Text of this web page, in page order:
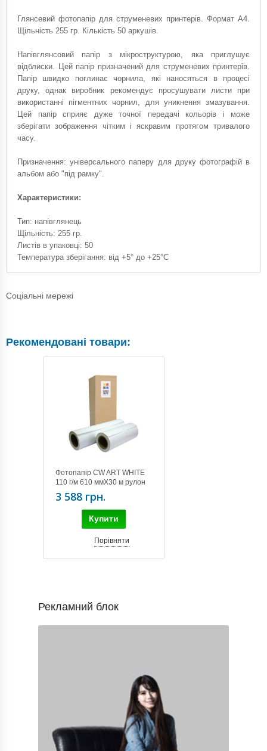
Глянсевий фотопапір для струменевих принтерів. Формат A4.
Щільність 255 гр. Кількість 50 аркушів.
Напівглянсовий папір з мікроструктурою, яка приглушує
відблиски. Цей папір призначений для струменевих принтерів.
Папір швидко поглинає чорнила, які наносяться в процесі
друку, однак виробник рекомендує просушувати листи при
використанні пігментних чорнил, для уникнення змазування.
Цей папір сприяє дуже точної передачі кольорів і може
зберігати зображення чітким і яскравим протягом тривалого
часу.
Призначення: універсального паперу для друку фотографій в
альбом або "під рамку".
Характеристики:
Тип: напівглянець
Щільність: 255 гр.
Листів в упаковці: 50
Температура зберігання: від +5° до +25°С
Соціальні мережі
Рекомендовані товари:
Фотопапір CW ART WHITE
110 г/м 610 ммХ30 м рулон
(PWA11061030RL)
3 588 грн.
Купити
Порівняти
Рекламний блок